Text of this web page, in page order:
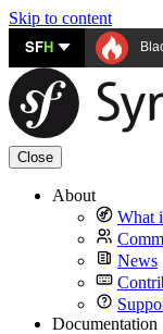
Skip to content
SFH
Close
About
What
News
Documentation